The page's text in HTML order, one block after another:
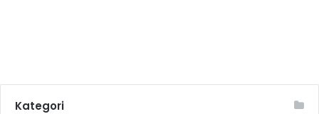
Kategori